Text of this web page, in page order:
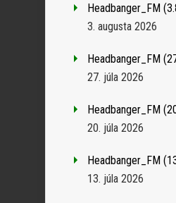
Headbanger_FM
3. augusta 2026
Headbanger_FM
27. júla 2026
Headbanger_FM
20. júla 2026
Headbanger_FM
13. júla 2026